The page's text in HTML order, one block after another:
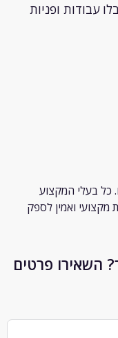
המקצוע
ואמין לספק
פרטים
ופניות